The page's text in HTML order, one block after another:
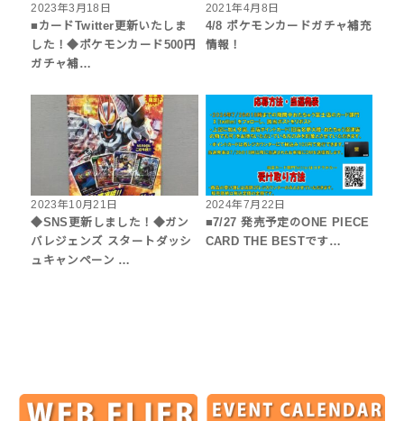
2023年3月18日
■カードTwitter更新いたしま
した！◆ポケモンカード500円
ガチャ補…
2021年4月8日
4/8 ポケモンカードガチャ補充
情報！
2023年10月21日
◆SNS更新しました！◆ガン
バレジェンズ スタートダッシ
ュキャンペーン …
2024年7月22日
■7/27 発売予定のONE PIECE
CARD THE BESTです…